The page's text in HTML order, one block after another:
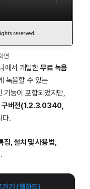
면
에서 개발한무료 녹음
녹음할 수 있는
기능이 포함되었지만,
구버전(1.2.3.0340,
다.
징, 설치 및 사용법,
가기 (웹하드)